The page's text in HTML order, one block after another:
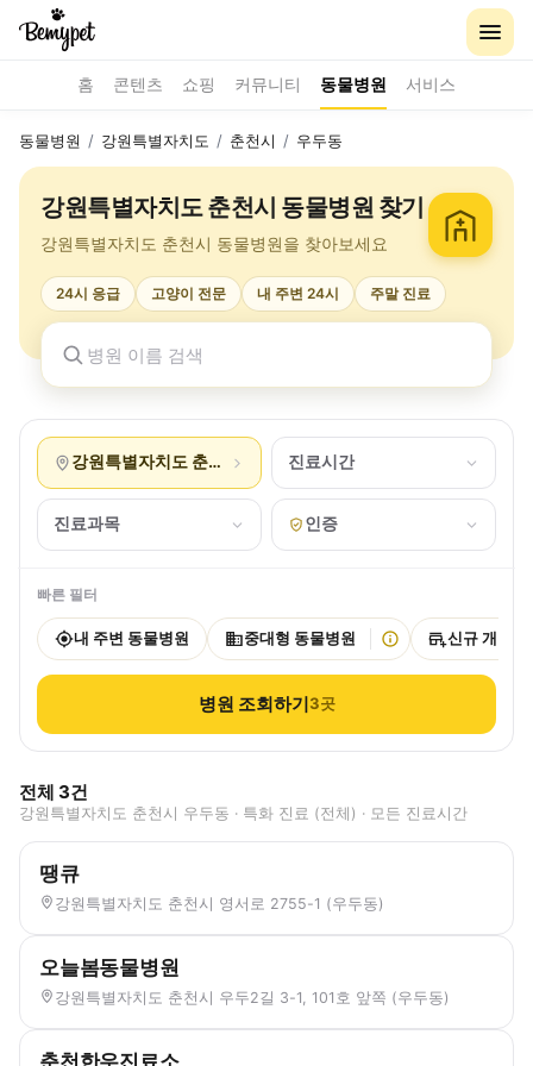
홈 콘텐츠 쇼핑 커뮤니티 동물병원 서비스
동물병원 / 강원특별자치도 / 춘천시 / 우두동
강원특별자치도 춘천시 동물병원 찾기
강원특별자치도 춘천시 동물병원을 찾아보세요
24시 응급 고양이 전문 내 주변 24시 주말 진료
강원특별자치도 춘천시 우두동진료시간
진료과목 인증
빠른 필터
내 주변 동물병원 중대형 동물병원 신규 개원
병원 조회하기3곳
전체 3건
강원특별자치도 춘천시 우두동 · 특화 진료 (전체) · 모든 진료시간
땡큐
강원특별자치도 춘천시 영서로 2755-1 (우두동)
오늘봄동물병원
강원특별자치도 춘천시 우두2길 3-1, 101호 앞쪽 (우두동)
춘천한우진료소